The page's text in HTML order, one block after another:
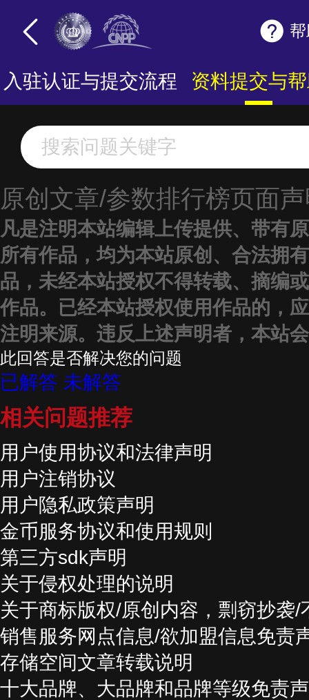
入驻认证与提交流程 资料提交与
原创文章/参数排行榜页面
凡是注明本站编辑上传提供、带有
所有作品，均为本站原创、合法拥
品，未经本站授权不得转载、摘编
作品。已经本站授权使用作品的，
注明来源。违反上述声明者，本站
此回答是否解决您的问题
已解答 未解答
相关问题推荐
用户使用协议和法律声明
用户注销协议
用户隐私政策声明
金币服务协议和使用规则
第三方sdk声明
关于侵权处理的说明
关于商标版权/原创内容，剽窃抄袭
销售服务网点信息/欲加盟信息免责
存储空间文章转载说明
十大品牌、大品牌和品牌等级免责